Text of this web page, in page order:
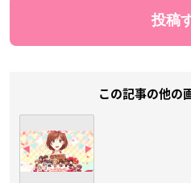
この記事の他の